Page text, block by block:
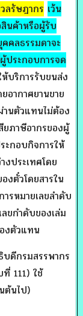
ลรัษฎากร เว้น
นค้าหรือผู้รับ
คลธรรมดาจะ
ประกอบการจด
บริการรับขนส่ง
อากาศยานขาย
านตัวแทนไม่ต้อง
ยภาษีอากรของผู้
ะกอบกิจการให้
งประเทศโดย
งตั๋วโดยสารใน
รหมายเลขลำดับ
ขกำดับของเล่ม
งตัวแทน
บดีกรมสรรพากร
111) ใช้
ต้นไป)